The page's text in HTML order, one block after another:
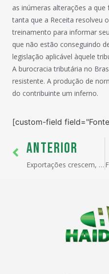
as inúmeras alterações a
tanta que a Receita resolveu
treinamento para informar
que não estão conseguindo
legislação aplicável àquele
A burocracia tributária no
resistente. A produção de
do contribuinte um inferno.
[custom-field
ANTERIOR
Exportações crescem, mas governo fica de olho na alta das importações